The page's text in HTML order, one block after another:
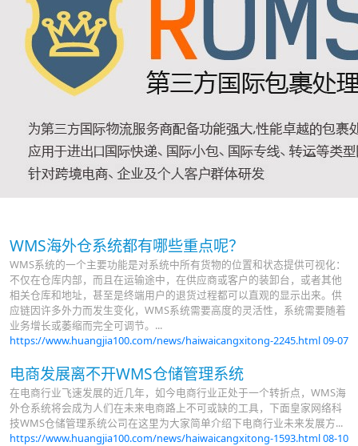
WMS海外仓系统都有哪些重点呢？
WMS系统的一个主要功能是对系统中所有货物的位置和状态提供可视化：
不仅在仓库内部，而且在运输途中，在供应商或客户的装卸台，或者其他
相关仓库和地址，甚至是终端用户的退货过程都可以直观的显示出来。供
应链因许多外力而发生变化，WMS系统需要高度的灵活性，系统需要随着
业务增长或萎缩而完全可调节。...
https://www.huangjia100.com/news/haiwaicangxitong-2245.html09-07
电商发展离不开WMS仓储管理系统
在电商行业飞速发展的近几年，如今电商行业正处于一个转折点，WMS海
外仓系统将会成为人们在未来电商路上不可或缺的工具，下面皇家网络科
技WMS仓储管理系统公司在这里为大家简单介绍下电商行业未来发展方...
https://www.huangjia100.com/news/haiwaicangxitong-1593.html08-10